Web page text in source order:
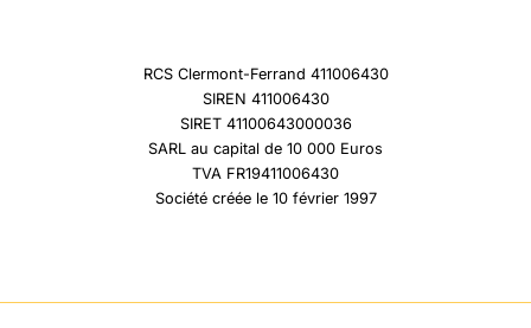
RCS Clermont-Ferrand 411006430
SIREN 411006430
SIRET 41100643000036
SARL au capital de 10 000 Euros
TVA FR19411006430
Société créée le 10 février 1997